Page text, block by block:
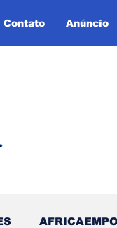
Contato Anúncio